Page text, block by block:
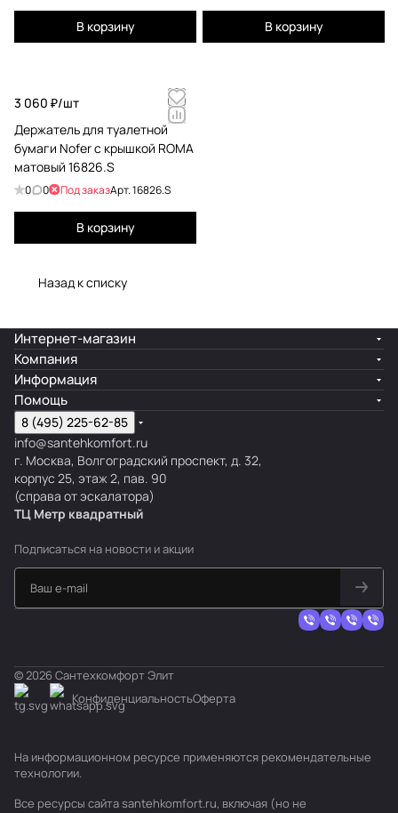
В корзину В корзину
3 060 ₽/шт
Держатель для туалетной
бумаги Nofer с крышкой ROMA
матовый 16826.S
0 0 Под заказАрт.16826.S
В корзину
Назад к списку
Интернет-магазин
Компания
Информация
Помощь
8 (495) 225-62-85
info@santehkomfort.ru
г. Москва, Волгоградский проспект, д. 32,
корпус 25, этаж 2, пав. 90
(справа от эскалатора)
ТЦ Метр квадратный
Подписаться на новости и акции
© 2026 Сантехкомфорт Элит
КонфиденциальностьОферта
На информационном ресурсе применяются рекомендательные
технологии.
Все ресурсы сайта santehkomfort.ru, включая (но не